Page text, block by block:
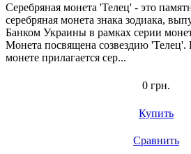
Серебряная монета 'Телец' - это
серебряная монета знака зодиака,
Банком Украины в рамках серии
Монета посвящена созвездию 'Телец'.
монете прилагается сер...
0 грн.
Купить
Сравнить